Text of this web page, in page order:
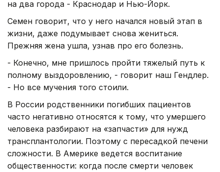
на два города - Краснодар и Нью-Йорк.
Семен говорит, что у него начался новый этап в
жизни, даже подумывает снова жениться.
Прежняя жена ушла, узнав про его болезнь.
- Конечно, мне пришлось пройти тяжелый путь к
полному выздоровлению, - говорит наш Гендлер.
- Но все мучения того стоили.
В России родственники погибших пациентов
часто негативно относятся к тому, что умершего
человека разбирают на «запчасти» для нужд
трансплантологии. Поэтому с пересадкой печени
сложности. В Америке ведется воспитание
общественности: когда после смерти человек